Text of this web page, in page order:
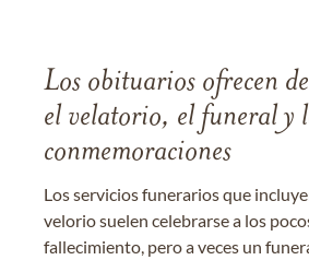
Los obituarios ofrecen
el velatorio, el funeral y
conmemoraciones
Los servicios funerarios que
velorio suelen celebrarse a los
fallecimiento, pero a veces un